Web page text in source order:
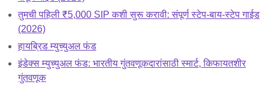
तुमची पहिली ₹5,000 SIP कशी सुरू करावी: संपूर्ण स्टेप-बाय-स्टेप गाईड
(2026)
हायब्रिड म्युच्युअल फंड
इंडेक्स म्युच्युअल फंड: भारतीय गुंतवणूकदारांसाठी स्मार्ट, किफायतशीर
गुंतवणूक